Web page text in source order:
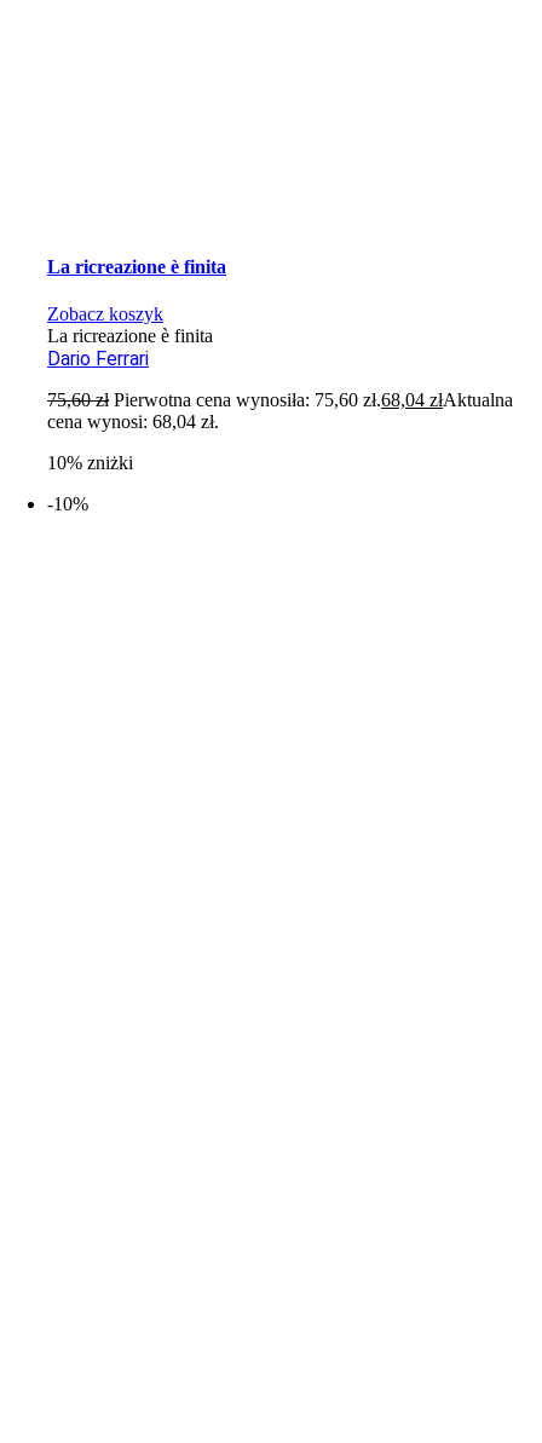
La ricreazione è finita
Zobacz koszyk
La ricreazione è finita
Dario Ferrari
75,60zł Pierwotna cena wynosiła: 75,60 zł.68,04złAktualna
cena wynosi: 68,04 zł.
10% zniżki
-10%